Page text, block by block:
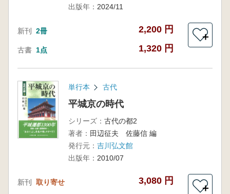
出版年： 2024/11
新刊 2冊 2,200 円
古書 1点 1,320 円
＋
単行本 古代
平城京の時代
シリーズ： 古代の都2
著者： 田辺征夫 佐藤信 編
発行元： 吉川弘文館
出版年： 2010/07
新刊 取り寄せ 3,080 円
＋